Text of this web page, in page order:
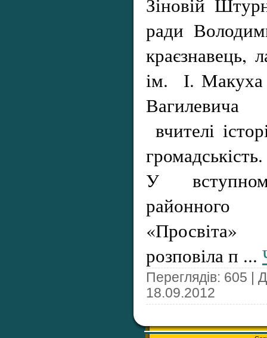
ради
краєзнавець,
ім. І. Макуха
вчителі
громадськість.
У
розповіла п ...
Переглядів: 605 |
18.09.2012